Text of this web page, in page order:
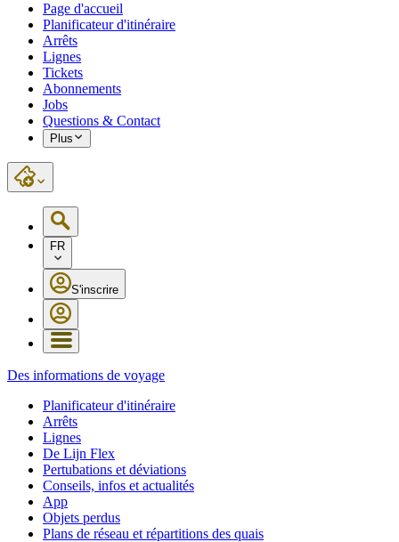
Page d'accueil
Planificateur d'itinéraire
Arrêts
Lignes
Tickets
Abonnements
Jobs
Questions & Contact
Plus
FR
S'inscrire
Des informations de voyage
Planificateur d'itinéraire
Arrêts
Lignes
De Lijn Flex
Pertubations et déviations
Conseils, infos et actualités
App
Objets perdus
Plans de réseau et répartitions des quais